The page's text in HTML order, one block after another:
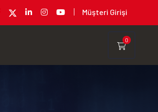
Müşteri Girişi
0